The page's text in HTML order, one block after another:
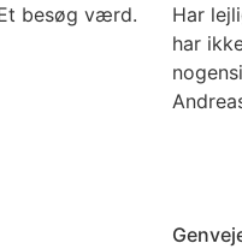
besøg værd.
Har
har